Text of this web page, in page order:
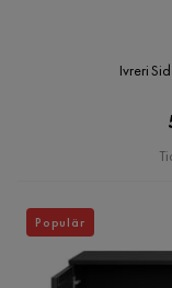
Ivreri
Populär